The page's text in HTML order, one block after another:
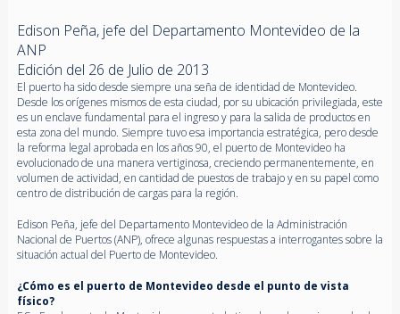
Edison Peña, jefe del Departamento Montevideo de la
ANP
Edición del 26 de Julio de 2013
El puerto ha sido desde siempre una seña de identidad de Montevideo.
Desde los orígenes mismos de esta ciudad, por su ubicación privilegiada, este
es un enclave fundamental para el ingreso y para la salida de productos en
esta zona del mundo. Siempre tuvo esa importancia estratégica, pero desde
la reforma legal aprobada en los años 90, el puerto de Montevideo ha
evolucionado de una manera vertiginosa, creciendo permanentemente, en
volumen de actividad, en cantidad de puestos de trabajo y en su papel como
centro de distribución de cargas para la región.
Edison Peña, jefe del Departamento Montevideo de la Administración
Nacional de Puertos (ANP), ofrece algunas respuestas a interrogantes sobre la
situación actual del Puerto de Montevideo.
¿Cómo es el puerto de Montevideo desde el punto de vista
físico?